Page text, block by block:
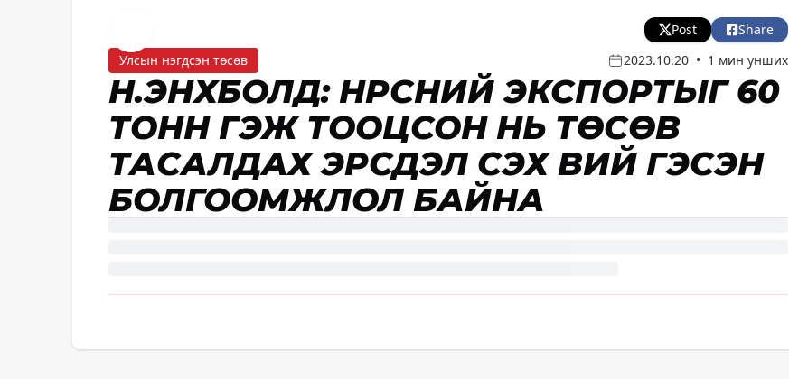
Post
Share
Улсын нэгдсэн төсөв
2023.10.20 • 1 мин унших
Н.ЭНХБОЛД: НҮҮРСНИЙ ЭКСПОРТЫГ 60
ТОНН ГЭЖ ТООЦСОН НЬ ТӨСӨВ
ТАСАЛДАХ ЭРСДЭЛ ҮҮСЭХ ВИЙ ГЭСЭН
БОЛГООМЖЛОЛ БАЙНА